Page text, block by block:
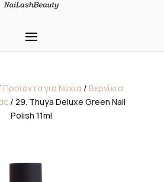
Προϊόντα για Νύχια / Βερνίκια
/ 29. Thuya Deluxe Green Nail
Polish 11ml